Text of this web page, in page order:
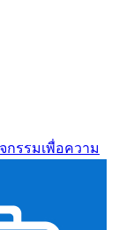
กรรมเพื่อความ